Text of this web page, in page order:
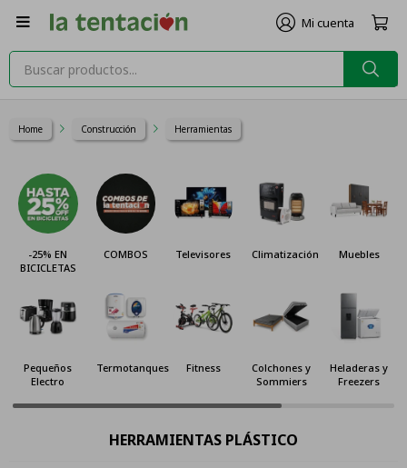

Home Construcción Herramientas
-25% EN
BICICLETAS
COMBOS Televisores Climatización Muebles
Pequeños
Electro
Termotanques Fitness
Colchones y
Sommiers
Heladeras y
Freezers
HERRAMIENTAS PLÁSTICO